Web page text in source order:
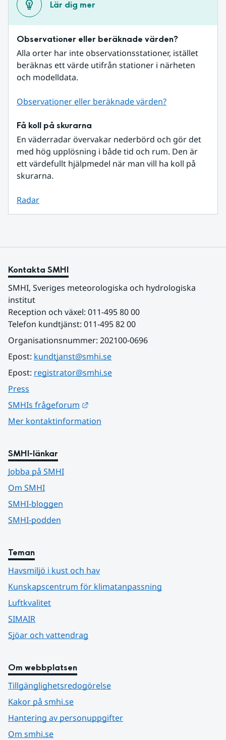
Lär dig mer
Observationer eller beräknade värden?
Alla orter har inte observationsstationer, istället
beräknas ett värde utifrån stationer i närheten
och modelldata.
Observationer eller beräknade värden?
Få koll på skurarna
En väderradar övervakar nederbörd och gör det
med hög upplösning i både tid och rum. Den är
ett värdefullt hjälpmedel när man vill ha koll på
skurarna.
Radar
Kontakta SMHI
SMHI, Sveriges meteorologiska och hydrologiska
institut
Reception och växel: 011-495 80 00
Telefon kundtjänst: 011-495 82 00
Organisationsnummer: 202100-0696
Epost: kundtjanst@smhi.se
Epost: registrator@smhi.se
Press
SMHIs frågeforum
Mer kontaktinformation
SMHI-länkar
Jobba på SMHI
Om SMHI
SMHI-bloggen
SMHI-podden
Teman
Havsmiljö i kust och hav
Kunskapscentrum för klimatanpassning
Luftkvalitet
SIMAIR
Sjöar och vattendrag
Om webbplatsen
Tillgänglighetsredogörelse
Kakor på smhi.se
Hantering av personuppgifter
Om smhi.se